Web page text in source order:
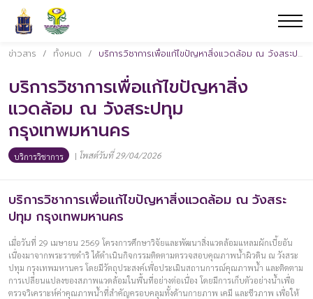
ข่าวสาร / ทั้งหมด / บริการวิชาการเพื่อแก้ไขปัญหาสิ่งแวดล้อม ณ วังสระปทุม กรุงเทพมหานคร
บริการวิชาการเพื่อแก้ไขปัญหาสิ่ง
แวดล้อม ณ วังสระปทุม
กรุงเทพมหานคร
บริการวิชาการ | โพสต์วันที่ 29/04/2026
บริการวิชาการเพื่อแก้ไขปัญหาสิ่งแวดล้อม ณ วังสระ
ปทุม กรุงเทพมหานคร
เมื่อวันที่ 29 เมษายน 2569 โครงการศึกษาวิจัยและพัฒนาสิ่งแวดล้อมแหลมผักเบี้ยอัน
เนื่องมาจากพระราชดำริ ได้ดำเนินกิจกรรมติดตามตรวจสอบคุณภาพน้ำผิวดิน ณ วังสระ
ปทุม กรุงเทพมหานคร โดยมีวัตถุประสงค์เพื่อประเมินสถานการณ์คุณภาพน้ำ และติดตาม
การเปลี่ยนแปลงของสภาพแวดล้อมในพื้นที่อย่างต่อเนื่อง โดยมีการเก็บตัวอย่างน้ำเพื่อ
ตรวจวิเคราะห์ค่าคุณภาพน้ำที่สำคัญครอบคลุมทั้งด้านกายภาพ เคมี และชีวภาพ เพื่อให้